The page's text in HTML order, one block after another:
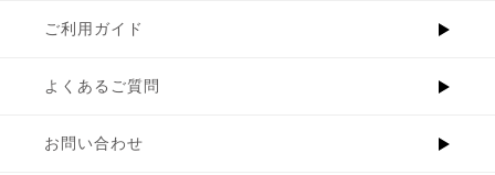
ご利用ガイド
よくあるご質問
お問い合わせ